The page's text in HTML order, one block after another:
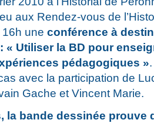
aux Rendez-vous de
16h une conférence à
« Utiliser la BD pour
pédagogiques »
avec la participation de
Gache et Vincent Marie.
la bande dessinée prouve